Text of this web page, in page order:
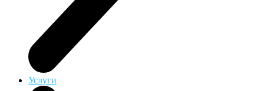
Услуги